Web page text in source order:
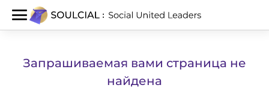
Запрашиваемая вами страница не
найдена